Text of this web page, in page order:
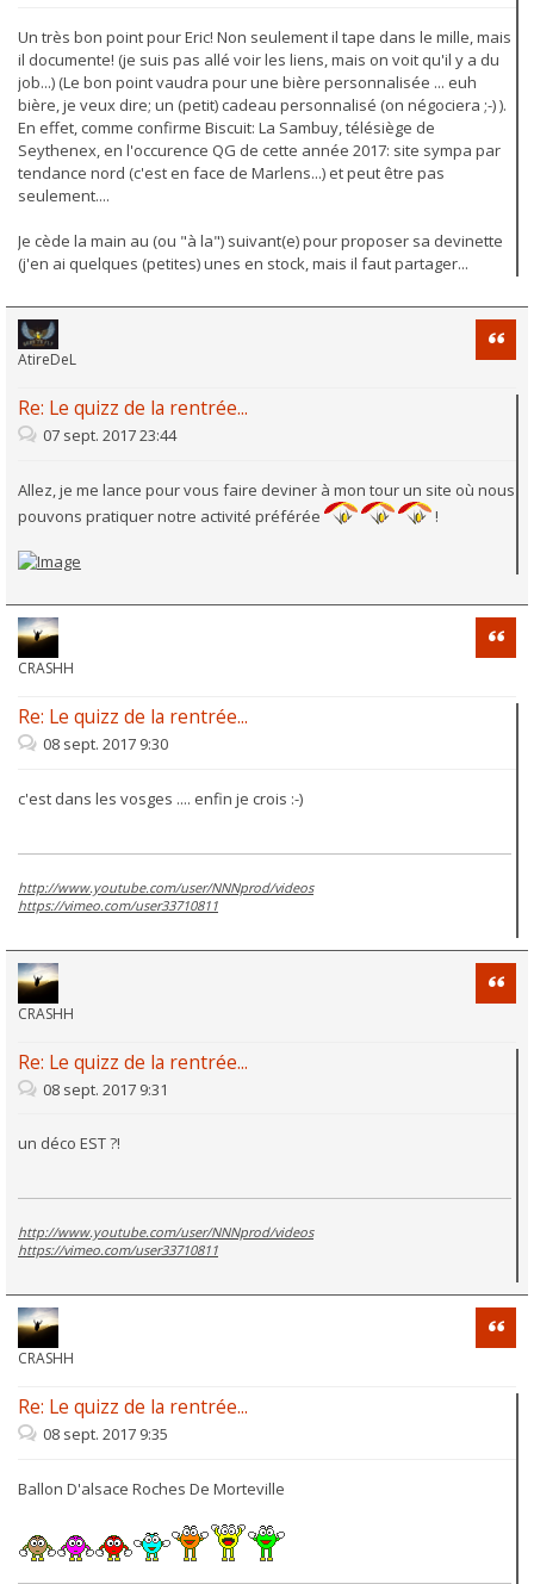
Un très bon point pour Eric! Non seulement il tape dans le mille, mais
il documente! (je suis pas allé voir les liens, mais on voit qu'il y a du
job...) (Le bon point vaudra pour une bière personnalisée ... euh
bière, je veux dire; un (petit) cadeau personnalisé (on négociera ;-) ).
En effet, comme confirme Biscuit: La Sambuy, télésiège de
Seythenex, en l'occurence QG de cette année 2017: site sympa par
tendance nord (c'est en face de Marlens...) et peut être pas
seulement....
Je cède la main au (ou "à la") suivant(e) pour proposer sa devinette
(j'en ai quelques (petites) unes en stock, mais il faut partager...
AtireDeL
Re: Le quizz de la rentrée...
07 sept. 2017 23:44
Allez, je me lance pour vous faire deviner à mon tour un site où nous
pouvons pratiquer notre activité préférée
!
CRASHH
Re: Le quizz de la rentrée...
08 sept. 2017 9:30
c'est dans les vosges .... enfin je crois :-)
http://www.youtube.com/user/NNNprod/videos
https://vimeo.com/user33710811
CRASHH
Re: Le quizz de la rentrée...
08 sept. 2017 9:31
un déco EST ?!
http://www.youtube.com/user/NNNprod/videos
https://vimeo.com/user33710811
CRASHH
Re: Le quizz de la rentrée...
08 sept. 2017 9:35
Ballon D'alsace Roches De Morteville